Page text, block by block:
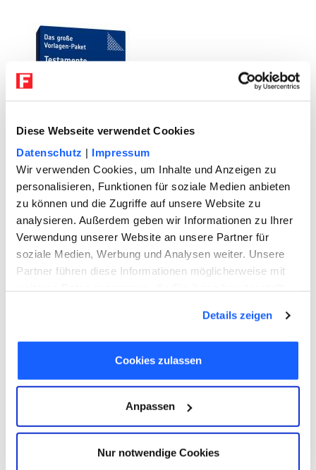
Diese Webseite verwendet Cookies
Datenschutz | Impressum
Wir verwenden Cookies, um Inhalte und Anzeigen zu
personalisieren, Funktionen für soziale Medien anbieten
zu können und die Zugriffe auf unsere Website zu
analysieren. Außerdem geben wir Informationen zu Ihrer
Verwendung unserer Website an unsere Partner für
soziale Medien, Werbung und Analysen weiter. Unsere
Partner führen diese Informationen möglicherweise mit
gesammelt haben. Sie geben Einwilligung zu unseren
Cookies, wenn Sie unsere Webseite weiterhin nutzen.
Details zeigen
Cookies zulassen
Anpassen
Nur notwendige Cookies
User suchten auch nach
folgenden Themen